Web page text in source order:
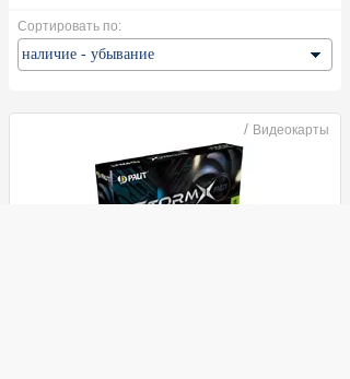
Сортировать по:
/ Видеокарты